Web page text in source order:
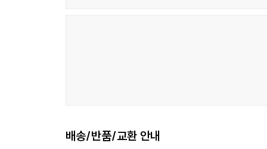
배송/반품/교환 안내